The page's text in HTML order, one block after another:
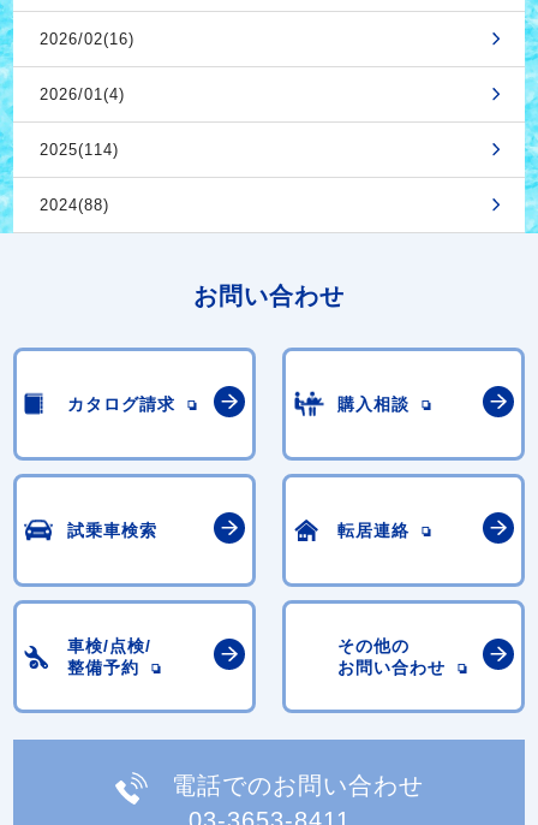
2026/02(16)
2026/01(4)
2025(114)
2024(88)
お問い合わせ
カタログ請求 購入相談
試乗車検索 転居連絡
車検/点検/
整備予約
その他の
お問い合わせ
電話でのお問い合わせ
03-3653-8411